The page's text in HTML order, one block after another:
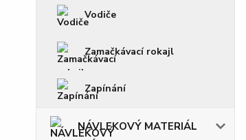
Vodiče
Zamačkávací rokajl
Zapínání
NÁVLEKOVÝ MATERIÁL